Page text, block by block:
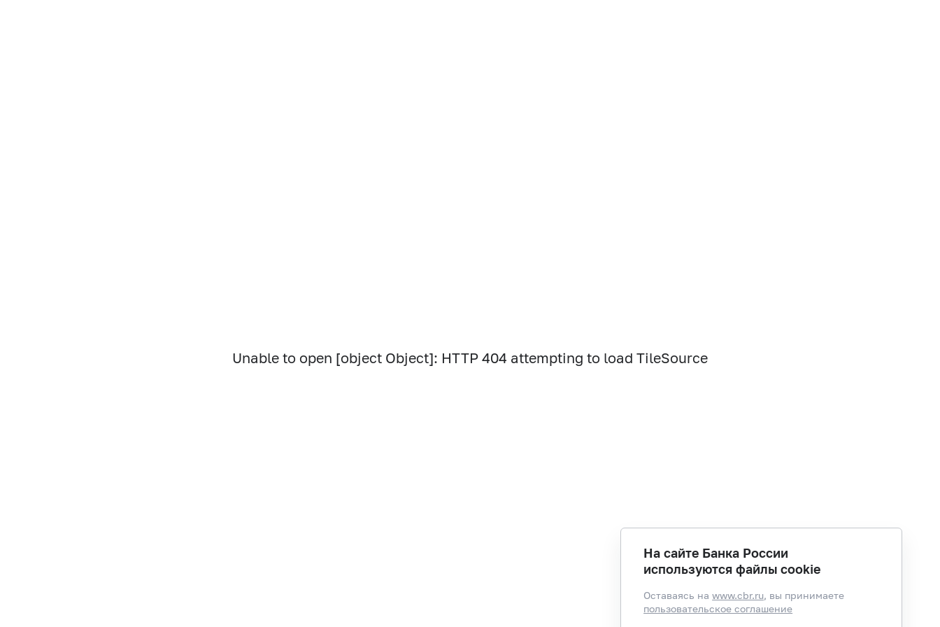
Unable to open [object Object]: HTTP 404 attempting to load TileSource
На сайте Банка России
используются файлы cookie
Оставаясь наwww.cbr.ru, вы принимаете
пользовательское соглашение